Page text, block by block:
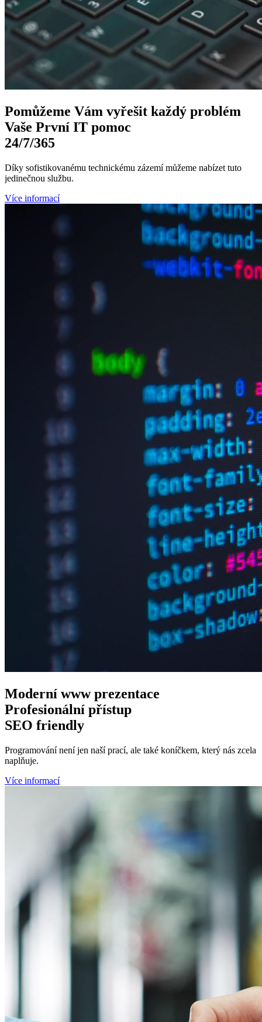
Pomůžeme Vámvyřešit každý problém
Vaše PrvníIT pomoc
24/7/365
Díky sofistikovanému technickému zázemí můžeme nabízet tuto
jedinečnou službu.
Více informací
Moderní wwwprezentace
Profesionálnípřístup
SEOfriendly
Programování není jen naší prací, ale také koníčkem, který nás zcela
naplňuje.
Více informací